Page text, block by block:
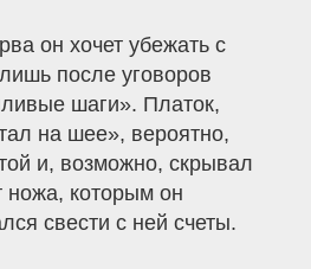
он хочет убежать с
после уговоров
шаги». Платок,
на шее», вероятно,
и, возможно, скрывал
ножа, которым он
свести с ней счеты.